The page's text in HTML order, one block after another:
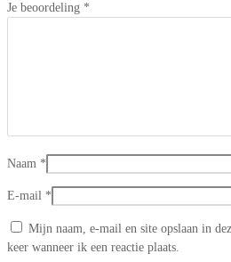
Je beoordeling *
Naam *
E-mail *
Mijn naam, e-mail en site opslaan in
keer wanneer ik een reactie plaats.